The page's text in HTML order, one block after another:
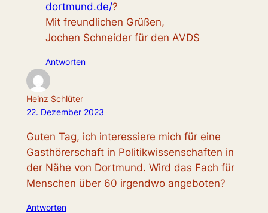
dortmund.de/?
Mit freundlichen Grüßen,
Jochen Schneider für den AVDS
Antworten
Heinz Schlüter
22. Dezember 2023
Guten Tag, ich interessiere mich für eine
Gasthörerschaft in Politikwissenschaften in
der Nähe von Dortmund. Wird das Fach für
Menschen über 60 irgendwo angeboten?
Antworten